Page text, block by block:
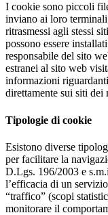
I cookie sono piccoli
inviano ai loro
ritrasmessi agli stessi
possono essere
responsabile del sito
estranei al sito web
informazioni
direttamente sui siti dei
Tipologie di cookie
Esistono diverse
per facilitare la
D.Lgs. 196/2003 e
l’efficacia di un
“traffico” (scopi
monitorare il